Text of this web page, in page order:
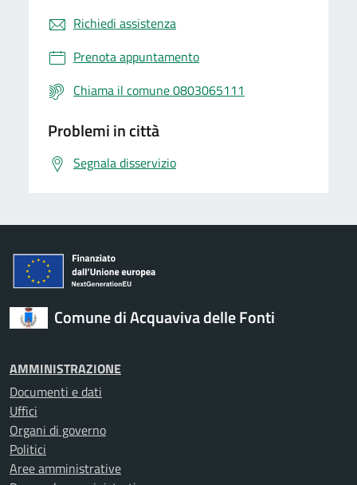
Richiedi assistenza
Prenota appuntamento
Chiama il comune 0803065111
Problemi in città
Segnala disservizio
Comune di Acquaviva delle Fonti
AMMINISTRAZIONE
Documenti e dati
Uffici
Organi di governo
Politici
Aree amministrative